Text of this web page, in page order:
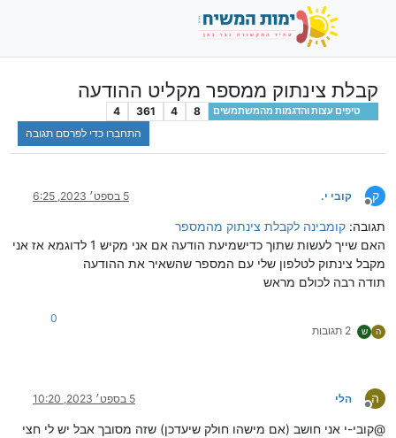
קבלת צינתוק ממספר מקליט ההודעה
טיפים עצות והדגמות מהמשתמשים 8
4
361
4
התחברו כדי לפרסם תגובה
ק
מנותק
קובי י. 5 בספט׳ 2023, 6:25
תגובה: קומבינה לקבלת צינתוק מהמספר
האם שייך לעשות שתוך כדישמיעת הודעה אם אני מקיש 1 לדוגמא אז אני
מקבל צינתוק לטלפון שלי עם המספר שהשאיר את ההודעה
תודה רבה לכולם מראש
ה ש 2 תגובות
0
ה
מנותק
הלי 5 בספט׳ 2023, 10:20
@קובי-י אני חושב (אם מישהו חולק שיעדכן) שזה מסובך אבל יש לי חצי